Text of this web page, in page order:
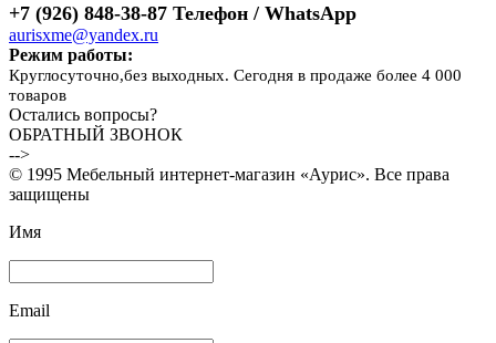
+7 (926) 848-38-87 Телефон / WhatsApp
aurisxme@yandex.ru
Режим работы:
Круглосуточно,без выходных. Сегодня в продаже более 4 000
товаров
Остались вопросы?
ОБРАТНЫЙ ЗВОНОК
-->
© 1995 Мебельный интернет-магазин «Аурис». Все права
защищены
Имя
Email